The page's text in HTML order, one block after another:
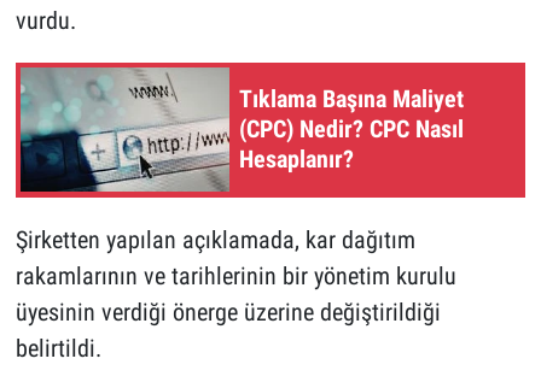
vurdu.
Tıklama Başına Maliyet
(CPC) Nedir? CPC Nasıl
Hesaplanır?
Şirketten yapılan açıklamada, kar dağıtım
rakamlarının ve tarihlerinin bir yönetim kurulu
üyesinin verdiği önerge üzerine değiştirildiği
belirtildi.